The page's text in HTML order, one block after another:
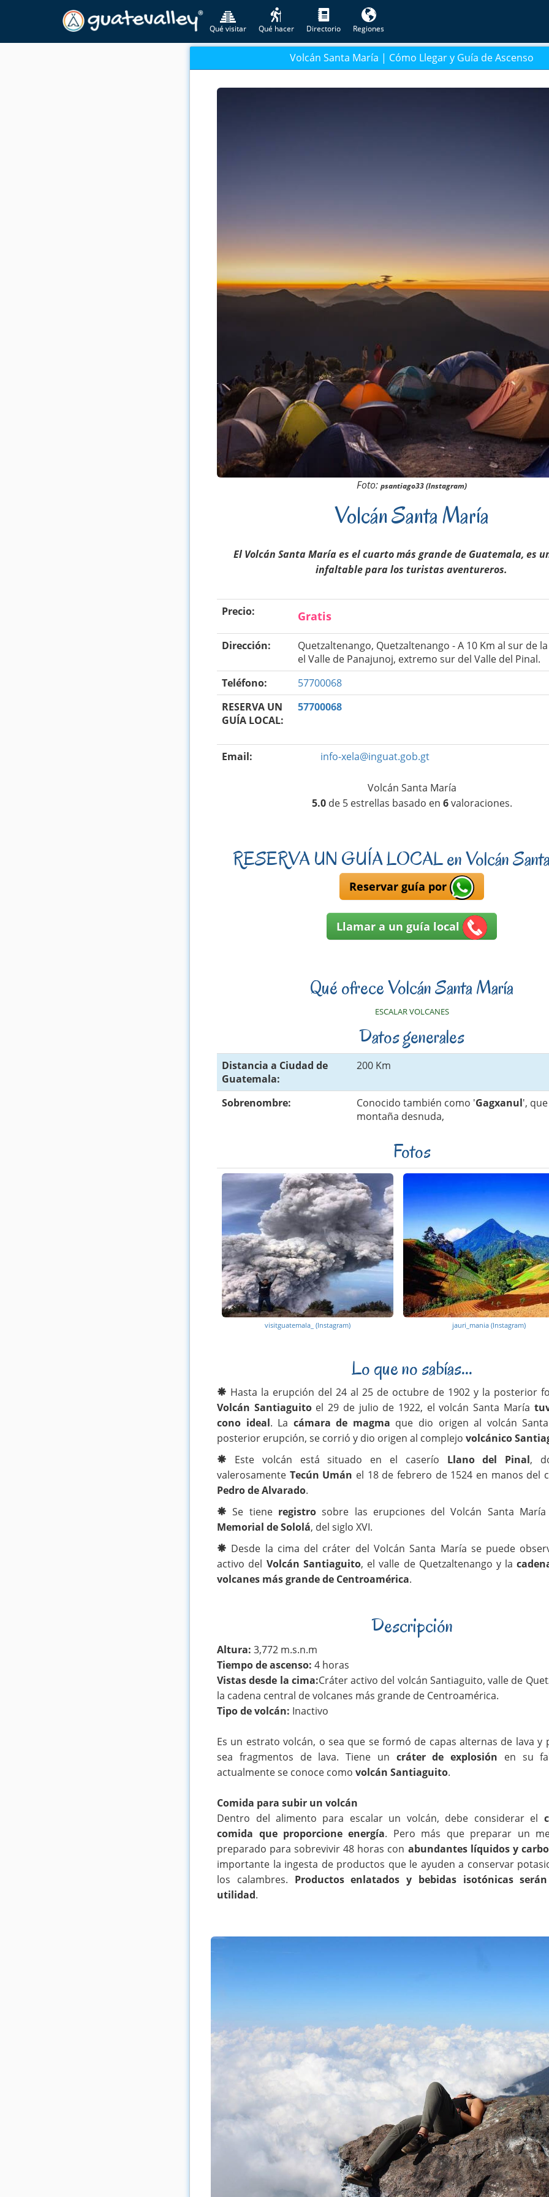
Qué visitar Qué hacer Directorio Regiones
Volcán Santa María | Cómo Llegar y Guía de Ascenso
Foto: psantiago33 (Instagram)
Volcán Santa María
El Volcán Santa María es el cuarto más grande de Guatemala, es
infaltable para los turistas aventureros.
Precio: Gratis
Dirección:
Quetzaltenango, Quetzaltenango - A 10 Km al sur de
el Valle de Panajunoj, extremo sur del Valle del Pinal.
Teléfono:
57700068
RESERVA UN
GUÍA LOCAL:
57700068
Email: info-xela@inguat.gob.gt
Volcán Santa María
5.0de 5estrellas basado en 6valoraciones.
RESERVA UN GUÍA LOCAL en Volcán
Reservar guía por
Llamar a un guía local
Qué ofrece Volcán Santa María
ESCALAR VOLCANES
Datos generales
Distancia a Ciudad de
Guatemala:
200 Km
Sobrenombre: Conocido también como 'Gagxanul',
montaña desnuda,
Fotos
visitguatemala_ (Instagram) jauri_mania (Instagram)
Lo que no sabías...
Hasta la erupción del 24 al 25 de octubre de 1902 y la posterior
Volcán Santiaguitoel 29 de julio de 1922, el volcán Santa María
cono ideal. La cámara de magma que dio origen al volcán
posterior erupción, se corrió y dio origen al complejovolcánico
Este volcán está situado en el caserío Llano del Pinal,
valerosamente Tecún Umán el 18 de febrero de 1524 en manos del
Pedro de Alvarado.
Se tiene registrosobre las erupciones del Volcán Santa
Memorial de Sololá, del siglo XVI.
Desde la cima del cráter del Volcán Santa María se puede
activo del Volcán Santiaguito, el valle de Quetzaltenango y la
volcanes más grande de Centroamérica.
Descripción
Altura: 3,772 m.s.n.m
Tiempo de ascenso: 4 horas
Vistas desde la cima:Cráter activo del volcán Santiaguito, valle de
la cadena central de volcanes más grande de Centroamérica.
Tipo de volcán: Inactivo
Es un estrato volcán, o sea que se formó de capas alternas de lava y
sea fragmentos de lava. Tiene un cráter de explosión en su
actualmente se conoce comovolcán Santiaguito.
Comida para subir un volcán
Dentro del alimento para escalar un volcán, debe considerar el
comida que proporcione energía. Pero más que preparar un
preparado para sobrevivir 48 horas con abundantes líquidos y
importante la ingesta de productos que le ayuden a conservar
los calambres. Productos enlatados y bebidas isotónicas
utilidad.